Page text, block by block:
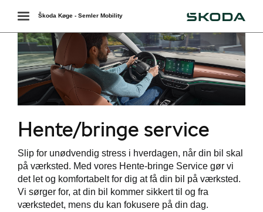
Toggle
navigation
Škoda Køge - Semler Mobility
Hente/bringe service
Slip for unødvendig stress i hverdagen, når din bil skal
på værksted. Med vores Hente-bringe Service gør vi
det let og komfortabelt for dig at få din bil på værksted.
Vi sørger for, at din bil kommer sikkert til og fra
værkstedet, mens du kan fokusere på din dag.